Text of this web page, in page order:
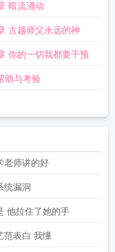
暗流涌动
古越师父永远的神
你的一切我都要干预
助与考验
老师讲的好
统漏洞
他拉住了她的手
范表白 我懂